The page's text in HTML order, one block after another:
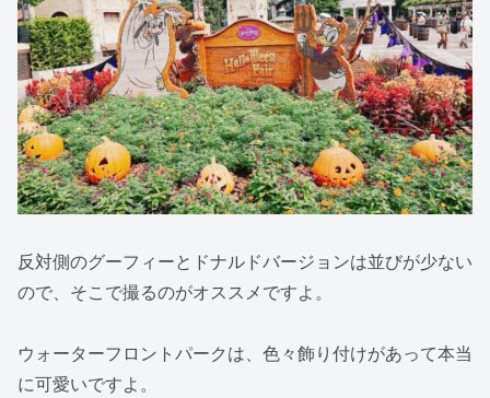
反対側のグーフィーとドナルドバージョンは並びが少ない
ので、そこで撮るのがオススメですよ。
ウォーターフロントパークは、色々飾り付けがあって本当
に可愛いですよ。